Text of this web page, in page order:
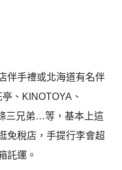
伴手禮或北海道有名伴
、KINOTOYA、
三兄弟…等，基本上這
免稅店，手提行李會超
託運。